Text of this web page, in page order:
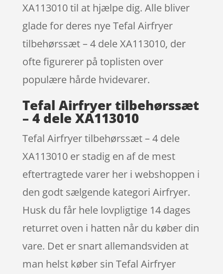
XA113010 til at hjælpe dig. Alle bliver
glade for deres nye Tefal Airfryer
tilbehørssæt – 4 dele XA113010, der
ofte figurerer på toplisten over
populære hårde hvidevarer.
Tefal Airfryer tilbehørssæt
– 4 dele XA113010
Tefal Airfryer tilbehørssæt – 4 dele
XA113010 er stadig en af de mest
eftertragtede varer her i webshoppen i
den godt sælgende kategori Airfryer.
Husk du får hele lovpligtige 14 dages
returret oven i hatten når du køber din
vare. Det er snart allemandsviden at
man helst køber sin Tefal Airfryer